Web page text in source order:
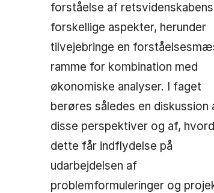
forståelse af retsvidenskabens
forskellige aspekter, herunder
tilvejebringe en
ramme for kombination med
økonomiske analyser. I faget
berøres således en diskussion
disse perspektiver og af,
dette får indflydelse på
udarbejdelsen af
problemformuleringer og